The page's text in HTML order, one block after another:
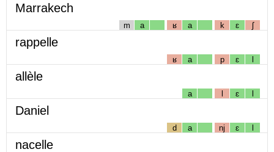
Marrakech
m a ʁ a k ɛ ʃ
rappelle
ʁ a p ɛ l
allèle
a l ɛ l
Daniel
d a nj ɛ l
nacelle